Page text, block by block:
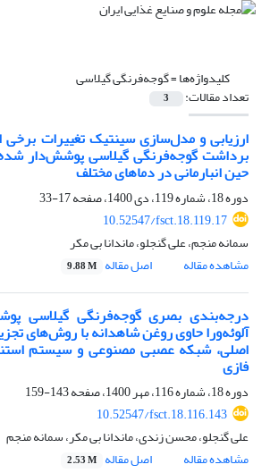
کلیدواژه‌ها =گوجه‌فرنگی گیلاسی
تعداد مقالات: 3
ارزیابی و مدل‌سازی سینتیک تغییرات
برداشت گوجه‌فرنگی گیلاسی پوشش‌دار شده
حین انبارمانی در دماهای مختلف
دوره 18، شماره 119، دی 1400، صفحه
17-33
10.52547/fsct.18.119.17
سمانه منجم، علی گنجلو، ماندانا بی مکر
مشاهده مقاله
اصل مقاله 9.88 M
درجه‌بندی بصری گوجه‌فرنگی گیلاسی
آلوئه‌ورا حاوی روغن شاهدانه با روش‌های
اصلی، شبکه عصبی مصنوعی و سیستم
فازی
دوره 18، شماره 116، مهر 1400، صفحه
143-159
10.52547/fsct.18.116.143
علی گنجلو، محسن زندی، ماندانا بی مکر، سمانه منجم
مشاهده مقاله
اصل مقاله 2.53 M